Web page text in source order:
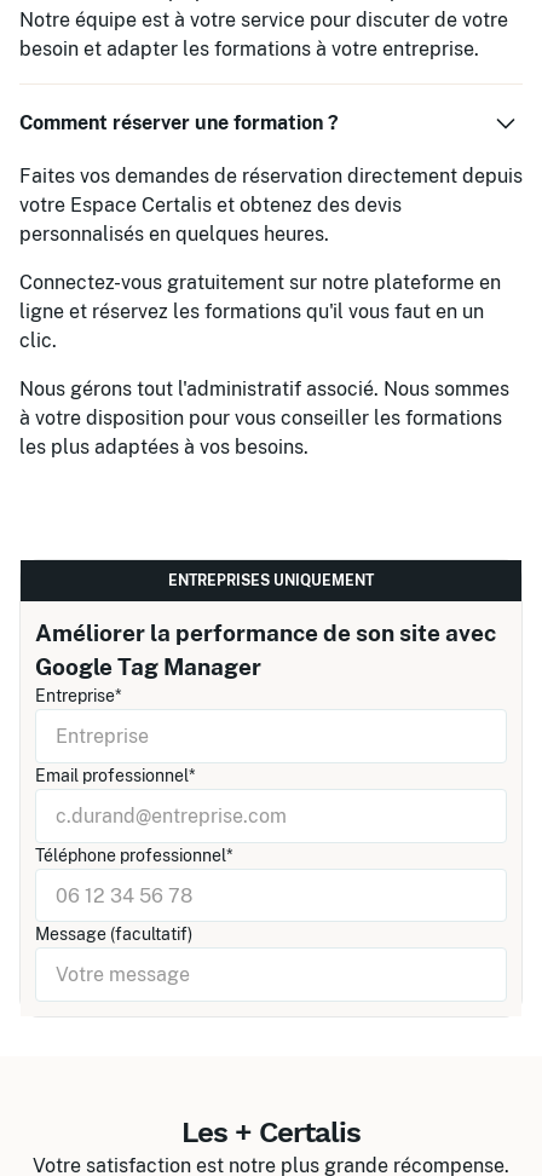
Notre équipe est à votre service pour discuter de votre
besoin et adapter les formations à votre entreprise.
Comment réserver une formation ?
Faites vos demandes de réservation directement depuis
votre Espace Certalis et obtenez des devis
personnalisés en quelques heures.
Connectez-vous gratuitement sur notre plateforme en
ligne et réservez les formations qu'il vous faut en un
clic.
Nous gérons tout l'administratif associé. Nous sommes
à votre disposition pour vous conseiller les formations
les plus adaptées à vos besoins.
ENTREPRISES UNIQUEMENT
Améliorer la performance de son site avec
Google Tag Manager
Entreprise*
Email professionnel*
Téléphone professionnel*
Message (facultatif)
Les + Certalis
Votre satisfaction est notre plus grande récompense.